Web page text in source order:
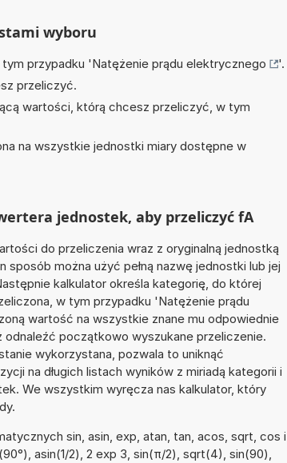
wyboru
przypadku 'Natężenie prądu elektrycznego
'.
przeliczyć.
wartości, którą chcesz przeliczyć, w tym
na wszystkie jednostki miary dostępne w
jednostek, aby przeliczyć fA
do przeliczenia wraz z oryginalną jednostką
sposób można użyć pełną nazwę jednostki lub jej
kalkulator określa kategorię, do której
w tym przypadku 'Natężenie prądu
wartość na wszystkie znane mu odpowiednie
początkowo wyszukane przeliczenie.
wykorzystana, pozwala to uniknąć
na długich listach wyników z miriadą kategorii i
We wszystkim wyręcza nas kalkulator, który
sin, asin, exp, atan, tan, acos, sqrt, cos i
asin(1/2), 2 exp 3, sin(π/2), sqrt(4), sin(90),